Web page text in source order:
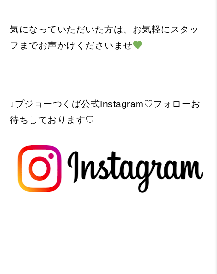
気になっていただいた方は、お気軽にスタッ
フまでお声かけくださいませ
↓プジョーつくば公式Instagram♡フォローお
待ちしております♡